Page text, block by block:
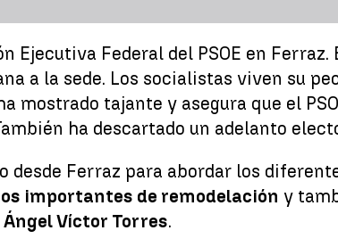
Ejecutiva Federal del PSOE en
a la sede. Los socialistas viven su
mostrado tajante y asegura que el
ha descartado un adelanto
desde Ferraz para abordar los
importantes de remodelación y
Ángel Víctor Torres.